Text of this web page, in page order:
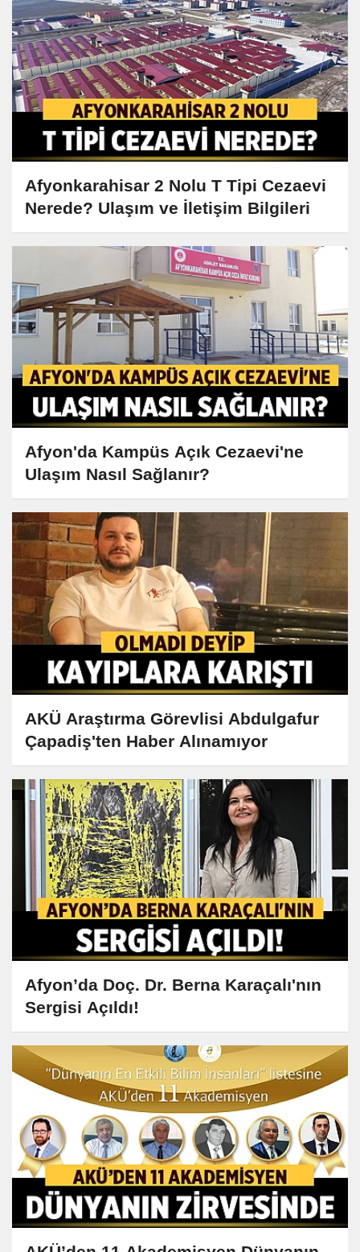
Afyonkarahisar 2 Nolu T Tipi Cezaevi
Nerede? Ulaşım ve İletişim Bilgileri
Afyon'da Kampüs Açık Cezaevi'ne
Ulaşım Nasıl Sağlanır?
AKÜ Araştırma Görevlisi Abdulgafur
Çapadiş'ten Haber Alınamıyor
Afyon’da Doç. Dr. Berna Karaçalı'nın
Sergisi Açıldı!